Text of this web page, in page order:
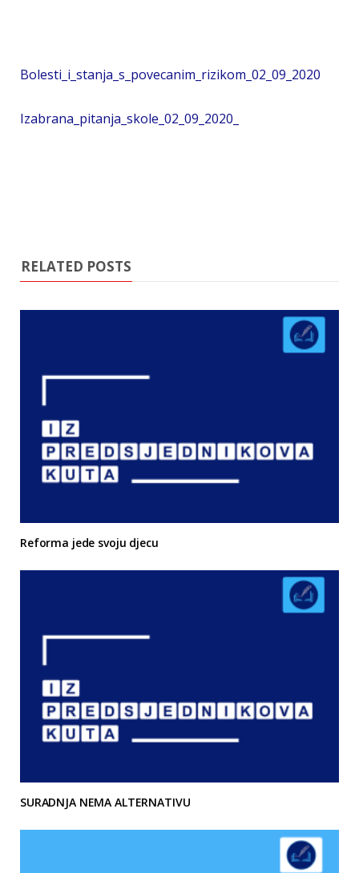
Bolesti_i_stanja_s_povecanim_rizikom_02_09_2020
Izabrana_pitanja_skole_02_09_2020_
RELATED POSTS
Reforma jede svoju djecu
SURADNJA NEMA ALTERNATIVU